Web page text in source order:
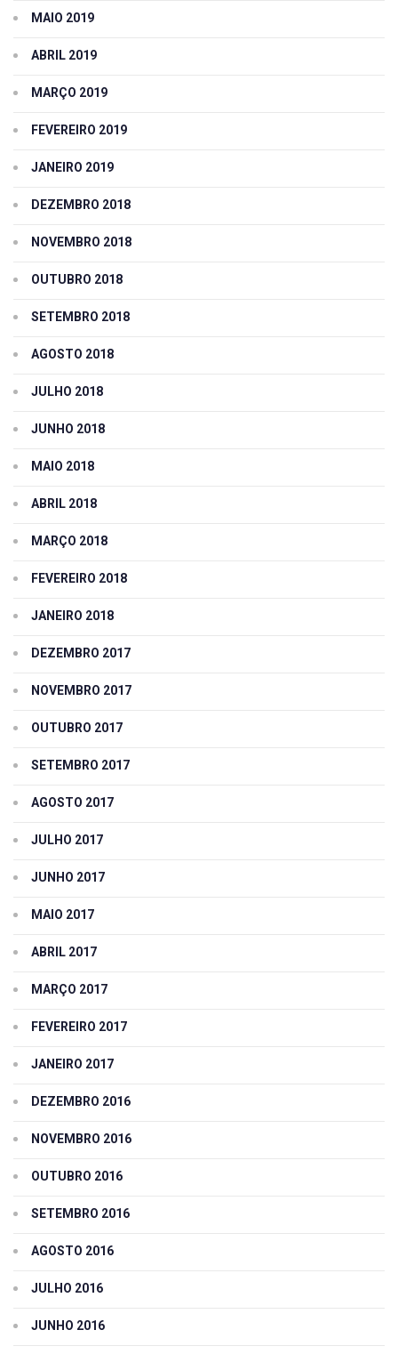
MAIO 2019
ABRIL 2019
MARÇO 2019
FEVEREIRO 2019
JANEIRO 2019
DEZEMBRO 2018
NOVEMBRO 2018
OUTUBRO 2018
SETEMBRO 2018
AGOSTO 2018
JULHO 2018
JUNHO 2018
MAIO 2018
ABRIL 2018
MARÇO 2018
FEVEREIRO 2018
JANEIRO 2018
DEZEMBRO 2017
NOVEMBRO 2017
OUTUBRO 2017
SETEMBRO 2017
AGOSTO 2017
JULHO 2017
JUNHO 2017
MAIO 2017
ABRIL 2017
MARÇO 2017
FEVEREIRO 2017
JANEIRO 2017
DEZEMBRO 2016
NOVEMBRO 2016
OUTUBRO 2016
SETEMBRO 2016
AGOSTO 2016
JULHO 2016
JUNHO 2016